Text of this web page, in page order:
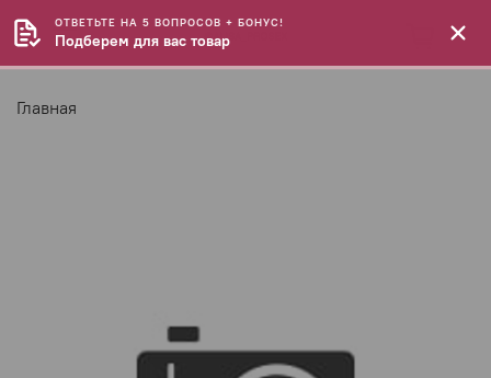
Главная
ОТВЕТЬТЕ НА 5 ВОПРОСОВ + БОНУС!
Подберем для вас товар